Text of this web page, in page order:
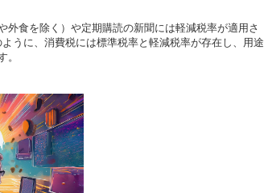
外食を除く）や定期購読の新聞には軽減税率が適用さ
うに、消費税には標準税率と軽減税率が存在し、用途
。